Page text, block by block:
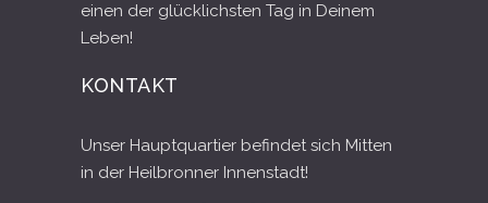
einen der glücklichsten Tag in Deinem
Leben!
KONTAKT
Unser Hauptquartier befindet sich Mitten
in der Heilbronner Innenstadt!